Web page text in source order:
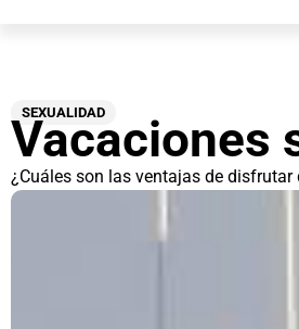
SEXUALIDAD
Vacaciones
¿Cuáles son las ventajas de